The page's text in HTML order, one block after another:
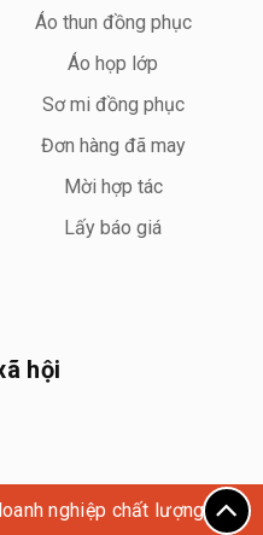
Áo thun đồng phục
Áo họp lớp
Sơ mi đồng phục
Đơn hàng đã may
Mời hợp tác
Lấy báo giá
hội
nghiệp chất lượng cao